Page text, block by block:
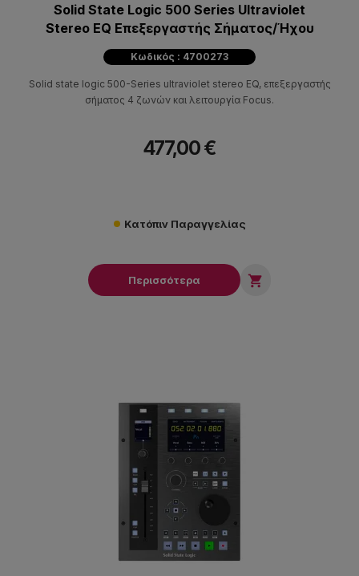
Solid State Logic 500 Series Ultraviolet
Stereo EQ Επεξεργαστής Σήματος/Ήχου
Κωδικός : 4700273
Solid state logic 500-Series ultraviolet stereo EQ, επεξεργαστής
σήματος 4 ζωνών και λειτουργία Focus.
477,00 €
Κατόπιν Παραγγελίας
Περισσότερα 